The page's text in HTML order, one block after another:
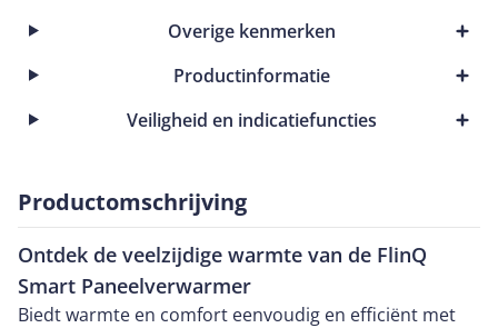
Overige kenmerken
Productinformatie
Veiligheid en indicatiefuncties
Productomschrijving
Ontdek de veelzijdige warmte van de FlinQ
Smart Paneelverwarmer
Biedt warmte en comfort eenvoudig en efficiënt met